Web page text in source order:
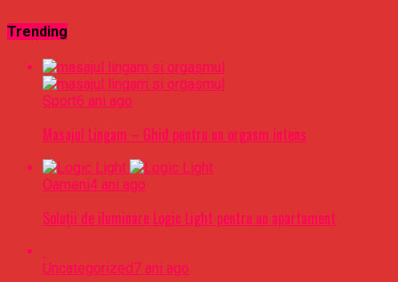
Trending
Sport6 ani ago
Masajul Lingam – Ghid pentru un orgasm intens
Oameni4 ani ago
Soluții de iluminare Logic Light pentru un apartament
Uncategorized7 ani ago